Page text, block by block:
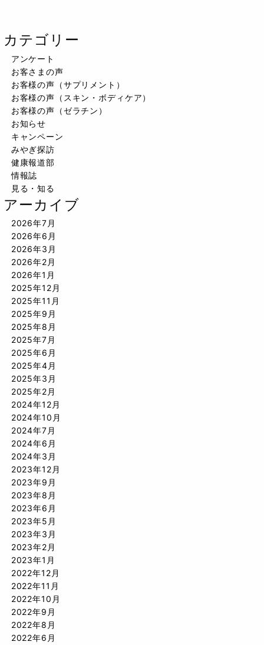
カテゴリー
アンケート
お客さまの声
お客様の声（サプリメント）
お客様の声（スキン・ボディケア）
お客様の声（ゼラチン）
お知らせ
キャンペーン
みやぎ探訪
健康報道部
情報誌
見る・知る
アーカイブ
2026年7月
2026年6月
2026年3月
2026年2月
2026年1月
2025年12月
2025年11月
2025年9月
2025年8月
2025年7月
2025年6月
2025年4月
2025年3月
2025年2月
2024年12月
2024年10月
2024年7月
2024年6月
2024年3月
2023年12月
2023年9月
2023年8月
2023年6月
2023年5月
2023年3月
2023年2月
2023年1月
2022年12月
2022年11月
2022年10月
2022年9月
2022年8月
2022年6月